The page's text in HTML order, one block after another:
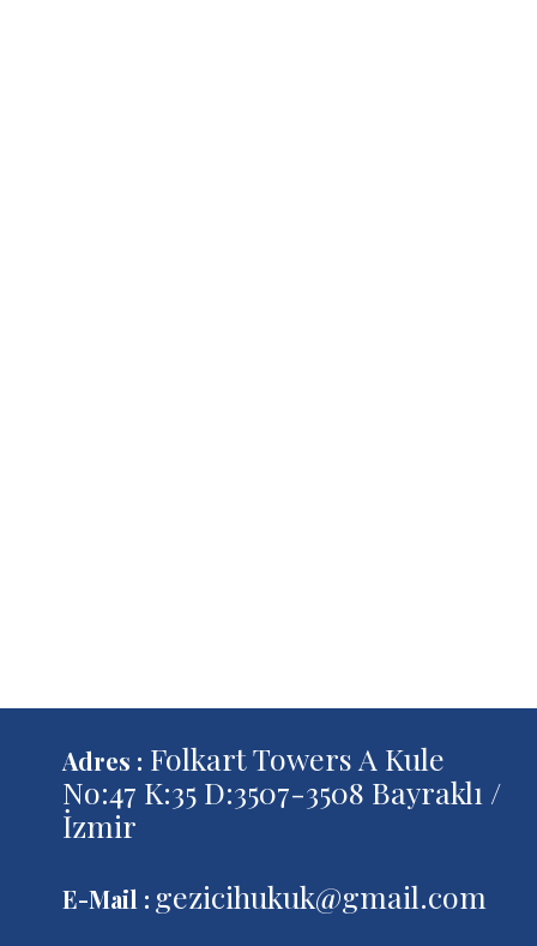
Adres : Folkart Towers A Kule
No:47 K:35 D:3507-3508 Bayraklı /
İzmir
E-Mail : gezicihukuk@gmail.com